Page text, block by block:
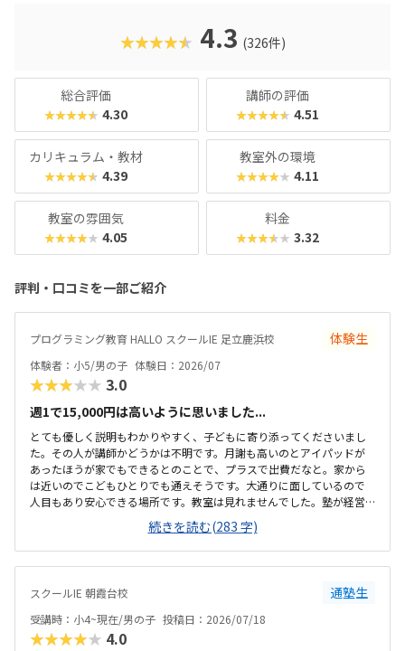
名。学習計画や講師とのマッチングに使われるそうで、「教
材はいいけど、先生との相性が……」なんてトラブルも極力
くの教室に足を運んでみてくださいね。
★★★★★ 4.3 (326件)
総合評価
★★★★★ 4.30
講師の評価
★★★★★ 4.51
カリキュラム・教材
★★★★★ 4.39
教室外の環境
★★★★★ 4.11
教室の雰囲気
★★★★★ 4.05
料金
★★★★★ 3.32
評判・口コミを一部ご紹介
プログラミング教育 HALLO スクールIE 足立鹿浜校 体験生
体験者：小5/男の子 体験日：2026/07
★★★★★ 3.0
週1で15,000円は高いように思いました...
とても優しく説明もわかりやすく、子どもに寄り添ってくださいまし
た。その人が講師かどうかは不明です。月謝も高いのとアイパッドが
あったほうが家でもできるとのことで、プラスで出費だなと。家から
は近いのでこどもひとりでも通えそうです。大通りに面しているので
人目もあり安心できる場所です。教室は見れませんでした。塾が経営
しているとのことで塾の方の教室は少し覗けました。建物自体が古い
感じでした。週1で15,000円は高いように思いました。もう少し回数を
増やしてもらうか、下げてもらえると助かります。説明してくれた方
はとても説明がわかりやすく、こどもに寄り添ってくださいました。
続きを読む(283 字)
スクールIE 朝霞台校 通塾生
受講時：小4~現在/男の子 投稿日：2026/07/18
★★★★★ 4.0